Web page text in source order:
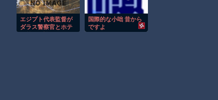
【画像】十二支合体！！ところでその前足、猫じゃね？
【動画】ロシア軍のドローンをネット発射装置で撃墜するウクラ
されたら如何？」
エジプト代表監督が
ダラス警察官とホテ
国際的な小咄 昔から
ですよ